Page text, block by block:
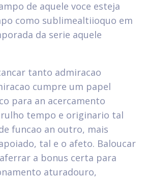
de aquele voce esteja
como sublimealtiioquo em
da serie aquele
tanto admiracao
cumpre um papel
para an acercamento
tempo e originario tal
funcao an outro, mais
tal e o afeto. Baloucar
a bonus certa para
aturadouro,